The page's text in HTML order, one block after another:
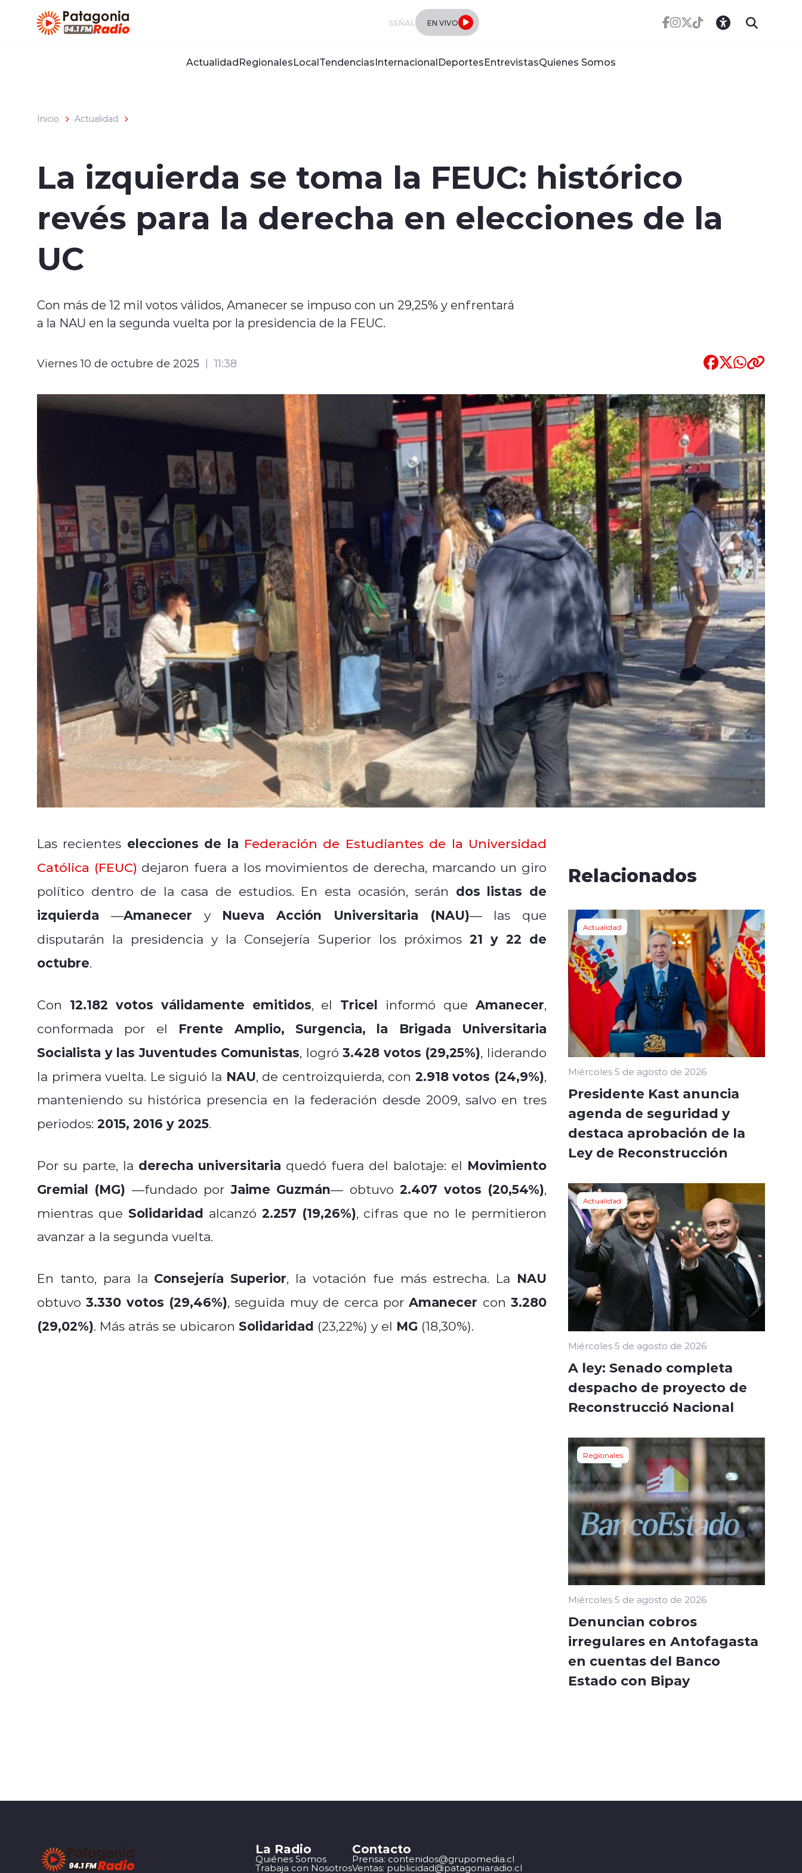
SEÑAL EN VIVO
ActualidadRegionalesLocalTendenciasInternacionalDeportesEntrevistasQuienes Somos
Inicio Actualidad
La izquierda se toma la FEUC: histórico
revés para la derecha en elecciones de la
UC
Con más de 12 mil votos válidos, Amanecer se impuso con un 29,25% y enfrentará
a la NAU en la segunda vuelta por la presidencia de la FEUC.
Viernes 10 de octubre de 2025 11:38
Las recientes elecciones de la Federación de Estudiantes de la Universidad
Católica (FEUC) dejaron fuera a los movimientos de derecha, marcando un giro
político dentro de la casa de estudios. En esta ocasión, serán dos listas de
izquierda —Amanecer y Nueva Acción Universitaria (NAU)— las que
disputarán la presidencia y la Consejería Superior los próximos 21 y 22 de
octubre.
Con 12.182 votos válidamente emitidos, el Tricel informó queAmanecer,
conformada por el Frente Amplio, Surgencia, la Brigada Universitaria
Socialista y las Juventudes Comunistas, logró3.428 votos (29,25%), liderando
la primera vuelta. Le siguió la NAU, de centroizquierda, con 2.918 votos (24,9%),
manteniendo su histórica presencia en la federación desde 2009, salvo en tres
periodos: 2015, 2016 y 2025.
Por su parte, la derecha universitaria quedó fuera del balotaje: el Movimiento
Gremial (MG) —fundado porJaime Guzmán— obtuvo2.407 votos (20,54%),
mientras que Solidaridad alcanzó 2.257 (19,26%), cifras que no le permitieron
avanzar a la segunda vuelta.
En tanto, para la Consejería Superior, la votación fue más estrecha. La NAU
obtuvo3.330 votos (29,46%), seguida muy de cerca porAmanecer con3.280
(29,02%). Más atrás se ubicaron Solidaridad (23,22%) y el MG (18,30%).
Relacionados
Actualidad
Miércoles 5 de agosto de 2026
Presidente Kast anuncia
agenda de seguridad y
destaca aprobación de la
Ley de Reconstrucción
Actualidad
Miércoles 5 de agosto de 2026
A ley: Senado completa
despacho de proyecto de
Reconstrucció Nacional
Regionales
Miércoles 5 de agosto de 2026
Denuncian cobros
irregulares en Antofagasta
en cuentas del Banco
Estado con Bipay
La Radio
Quiénes Somos
Trabaja con Nosotros
Contacto
Prensa: contenidos@grupomedia.cl
Ventas: publicidad@patagoniaradio.cl